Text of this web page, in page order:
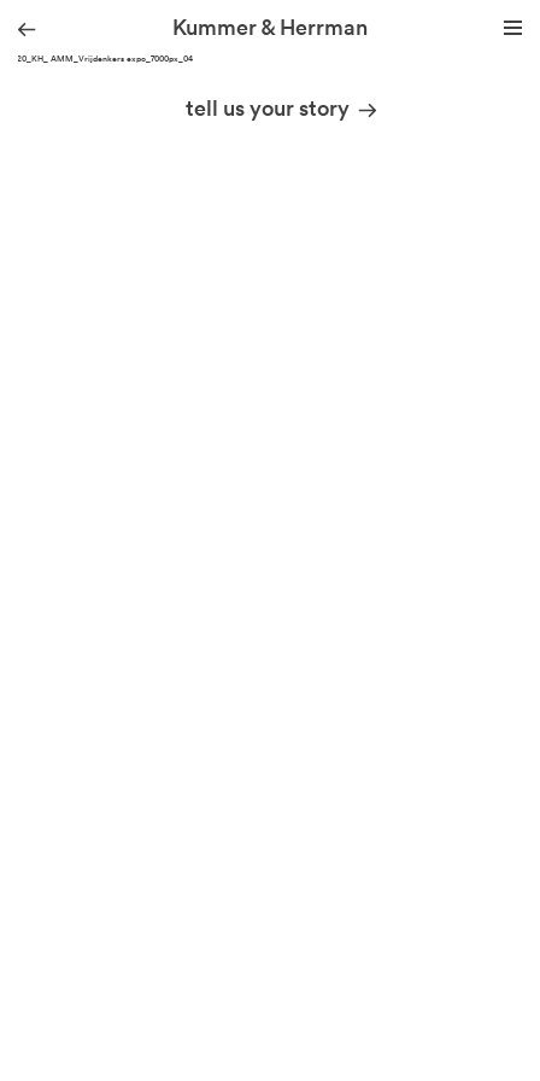
Kummer & Herrman
211020_KH_ AMM_Vrijdenkers expo_7000px_04
tell us your story